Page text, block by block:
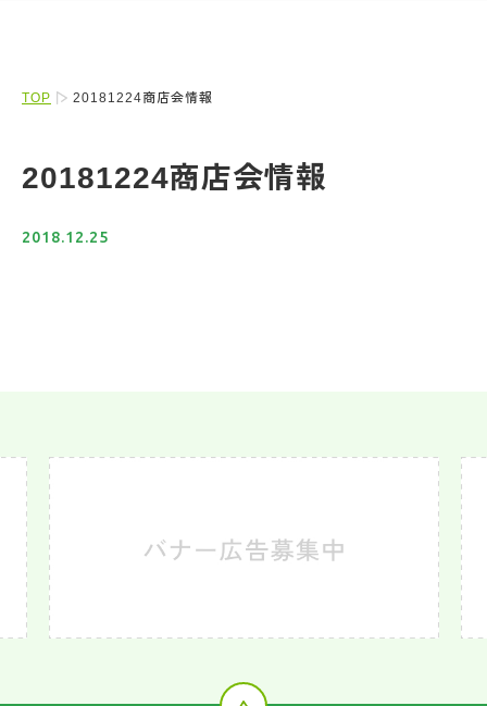
TOP 20181224商店会情報
20181224商店会情報
2018.12.25